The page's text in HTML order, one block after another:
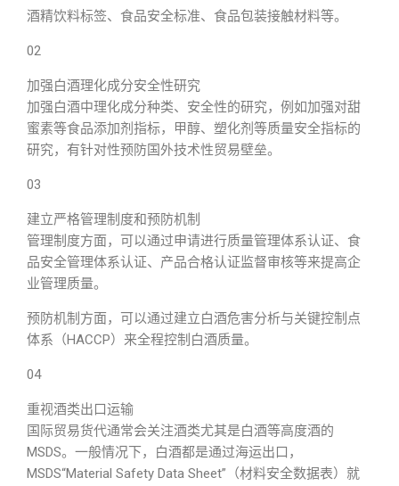
酒精饮料标签、食品安全标准、食品包装接触材料等。
02
加强白酒理化成分安全性研究
加强白酒中理化成分种类、安全性的研究，例如加强对甜
蜜素等食品添加剂指标，甲醇、塑化剂等质量安全指标的
研究，有针对性预防国外技术性贸易壁垒。
03
建立严格管理制度和预防机制
管理制度方面，可以通过申请进行质量管理体系认证、食
品安全管理体系认证、产品合格认证监督审核等来提高企
业管理质量。
预防机制方面，可以通过建立白酒危害分析与关键控制点
体系（HACCP）来全程控制白酒质量。
04
重视酒类出口运输
国际贸易货代通常会关注酒类尤其是白酒等高度酒的
MSDS。一般情况下，白酒都是通过海运出口，
MSDS“Material Safety Data Sheet”（材料安全数据表）就